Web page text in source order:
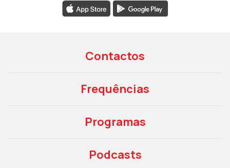
Contactos
Frequências
Programas
Podcasts